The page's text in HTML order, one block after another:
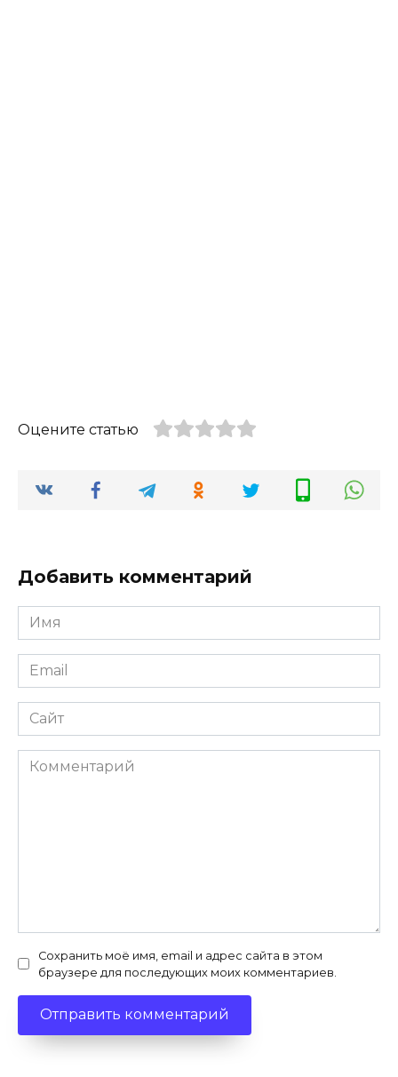
Оцените статью
Добавить комментарий
Имя
*
Email
*
Сайт
Комментарий
Сохранить моё имя, email и адрес сайта в этом
браузере для последующих моих комментариев.